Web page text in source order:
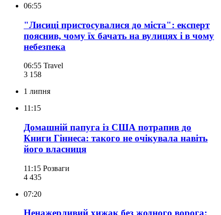
06:55
"Лисиці пристосувалися до міста": експерт
пояснив, чому їх бачать на вулицях і в чому
небезпека
06:55 Travel
3 158
1 липня
11:15
Домашній папуга із США потрапив до
Книги Гіннеса: такого не очікувала навіть
його власниця
11:15 Розваги
4 435
07:20